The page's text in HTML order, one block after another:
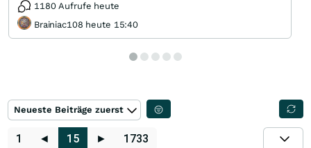
1180 Aufrufe heute
Brainiac108 heute 15:40
Neueste Beiträge zuerst
1 ◄ 15 ► 1733